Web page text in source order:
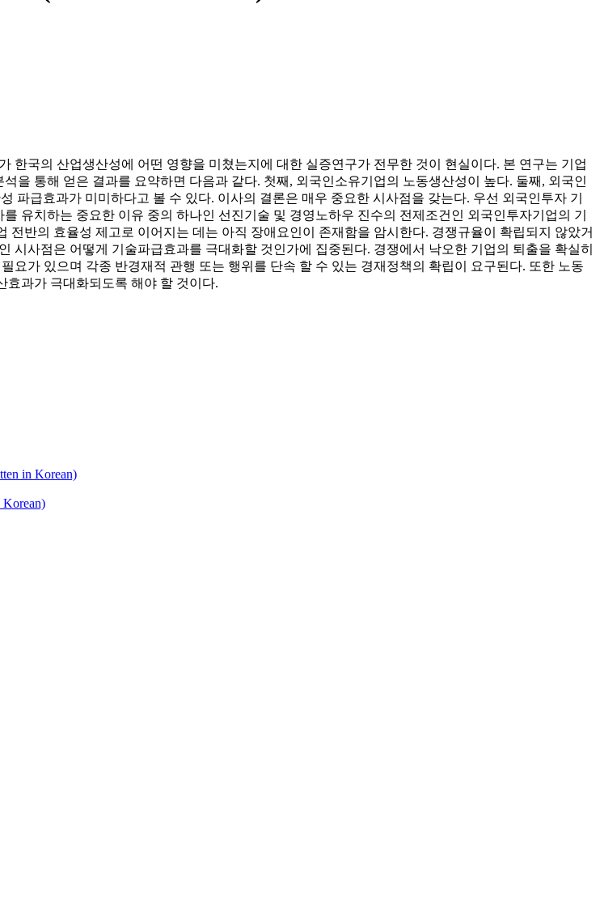
국의 산업생산성에 어떤 영향을 미쳤는지에 대한 실증연구가 전무한 것이 현실이다. 본 연구는 기업
을 통해 얻은 결과를 요약하면 다음과 같다. 첫째, 외국인소유기업의 노동생산성이 높다. 둘째, 외국인
파급효과가 미미하다고 볼 수 있다. 이사의 결론은 매우 중요한 시사점을 갖는다. 우선 외국인투자 기
유치하는 중요한 이유 중의 하나인 선진기술 및 경영노하우 진수의 전제조건인 외국인투자기업의 기
반의 효율성 제고로 이어지는 데는 아직 장애요인이 존재함을 암시한다. 경쟁규율이 확립되지 않았거
사점은 어떻게 기술파급효과를 극대화할 것인가에 집중된다. 경쟁에서 낙오한 기업의 퇴출을 확실히
가 있으며 각종 반경재적 관행 또는 행위를 단속 할 수 있는 경재정책의 확립이 요구된다. 또한 노동
효과가 극대화되도록 해야 할 것이다.
in Korean)
Korean)